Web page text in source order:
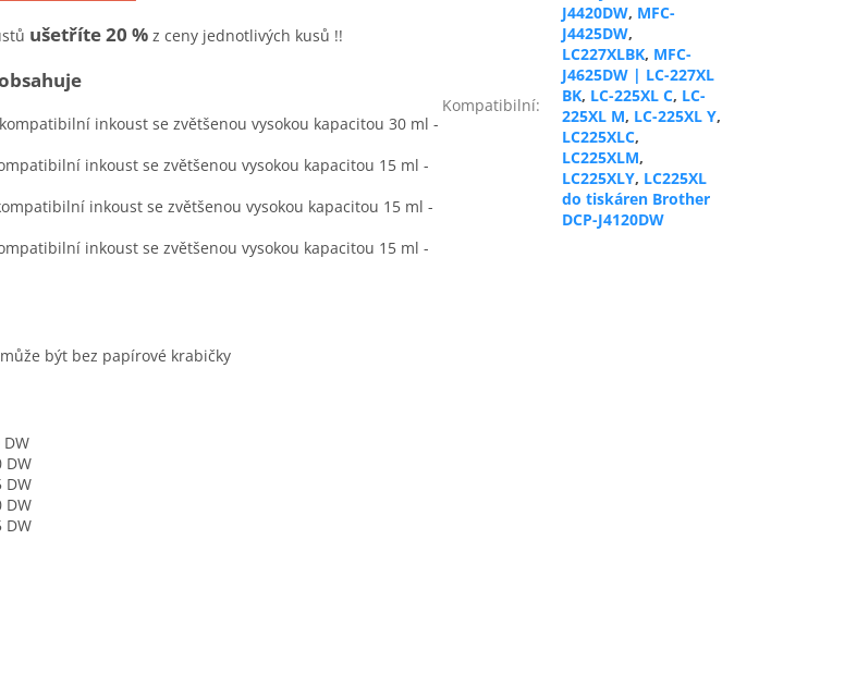
ušetříte 20 % z ceny jednotlivých kusů !!
inkoust se zvětšenou vysokou kapacitou 30 ml -
inkoust se zvětšenou vysokou kapacitou 15 ml -
inkoust se zvětšenou vysokou kapacitou 15 ml -
inkoust se zvětšenou vysokou kapacitou 15 ml -
být bez papírové krabičky
DW
DW
DW
DW
Kompatibilní:
J4420DW, MFC-
J4425DW,
LC227XLBK, MFC-
J4625DW | LC-227XL
BK, LC-225XL C, LC-
225XL M, LC-225XL Y,
LC225XLC,
LC225XLM,
LC225XLY, LC225XL
do tiskáren Brother
DCP-J4120DW